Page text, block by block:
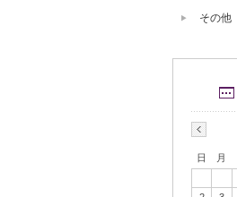
その他
日 月